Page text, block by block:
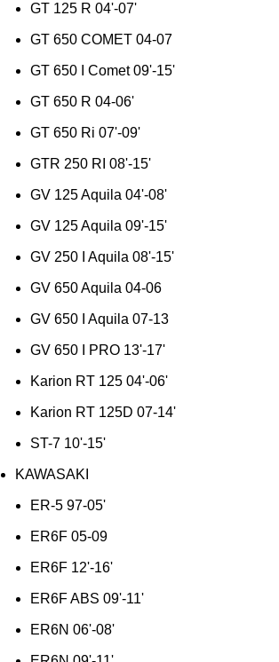
GT 125 R 04'-07'
GT 650 COMET 04-07
GT 650 I Comet 09'-15'
GT 650 R 04-06'
GT 650 Ri 07'-09'
GTR 250 RI 08'-15'
GV 125 Aquila 04'-08'
GV 125 Aquila 09'-15'
GV 250 I Aquila 08'-15'
GV 650 Aquila 04-06
GV 650 I Aquila 07-13
GV 650 I PRO 13'-17'
Karion RT 125 04'-06'
Karion RT 125D 07-14'
ST-7 10'-15'
KAWASAKI
ER-5 97-05'
ER6F 05-09
ER6F 12'-16'
ER6F ABS 09'-11'
ER6N 06'-08'